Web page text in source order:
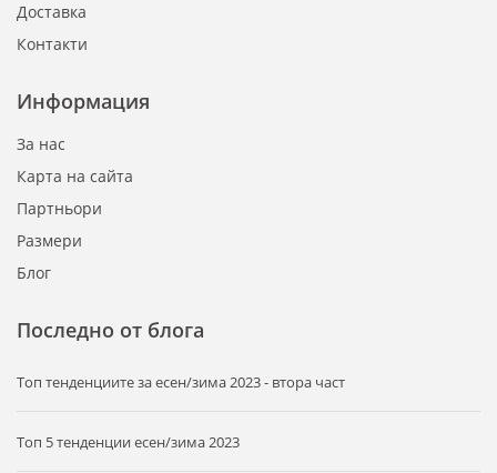
Информация
За нас
Карта на сайта
Партньори
Размери
Блог
Доставка
Контакти
Последно от блога
Tоп тенденциите за есен/зима 2023 - втора част
Топ 5 тенденции есен/зима 2023